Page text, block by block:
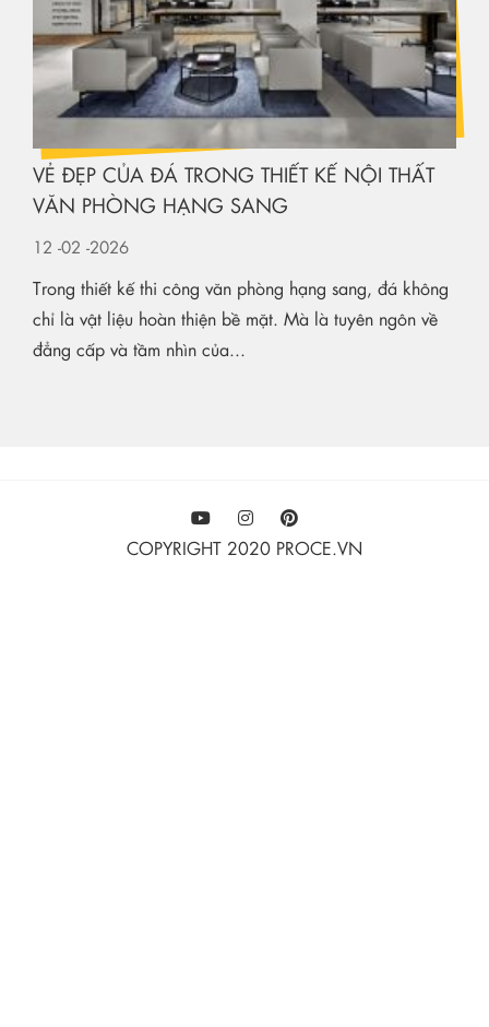
VẺ ĐẸP CỦA ĐÁ TRONG THIẾT KẾ NỘI THẤT
VĂN PHÒNG HẠNG SANG
12 -02 -2026
Trong thiết kế thi công văn phòng hạng sang, đá không
chỉ là vật liệu hoàn thiện bề mặt. Mà là tuyên ngôn về
đẳng cấp và tầm nhìn của...
COPYRIGHT 2020 PROCE.VN